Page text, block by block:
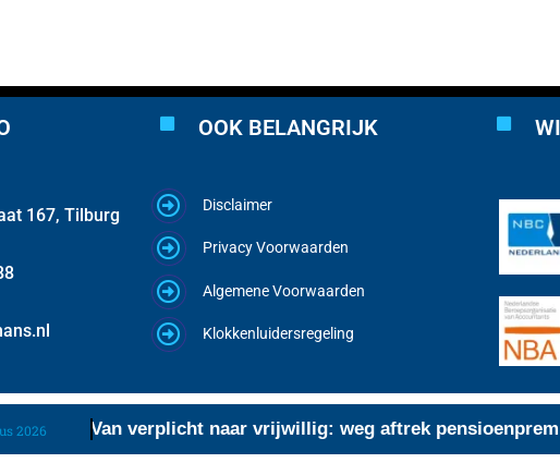
167, Tilburg
OOK BELANGRIJK
Disclaimer
Privacy Voorwaarden
Algemene Voorwaarden
Klokkenluidersregeling
Van verplicht naar vrijwillig: weg aftrek pensioenpremie 6